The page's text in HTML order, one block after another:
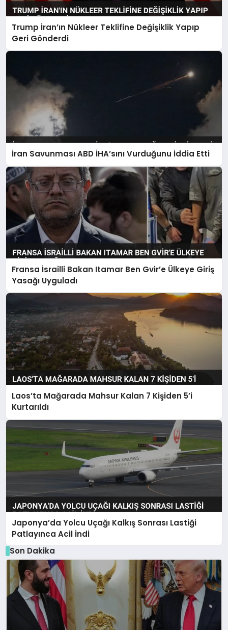
Trump İran’ın Nükleer Teklifine Değişiklik Yapıp
Geri Gönderdi
İran Savunması ABD İHA’sını Vurduğunu İddia Etti
Fransa İsrailli Bakan Itamar Ben Gvir’e Ülkeye Giriş
Yasağı Uyguladı
Laos’ta Mağarada Mahsur Kalan 7 Kişiden 5’i
Kurtarıldı
Japonya’da Yolcu Uçağı Kalkış Sonrası Lastiği
Patlayınca Acil İndi
Son Dakika